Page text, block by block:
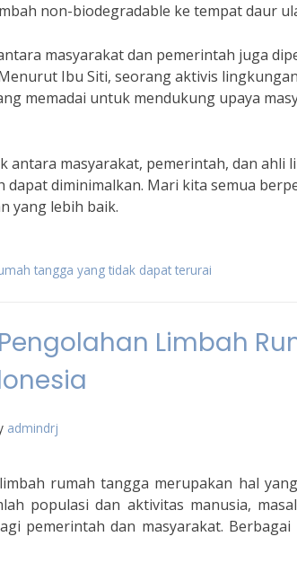
non-biodegradable ke tempat daur
masyarakat dan pemerintah juga
Ibu Siti, seorang aktivis
memadai untuk mendukung upaya
antara masyarakat, pemerintah, dan ahli
dapat diminimalkan. Mari kita semua
yang lebih baik.
tangga yang tidak dapat terurai
Limbah
admindrj
rumah tangga merupakan hal
populasi dan aktivitas manusia,
pemerintah dan masyarakat.